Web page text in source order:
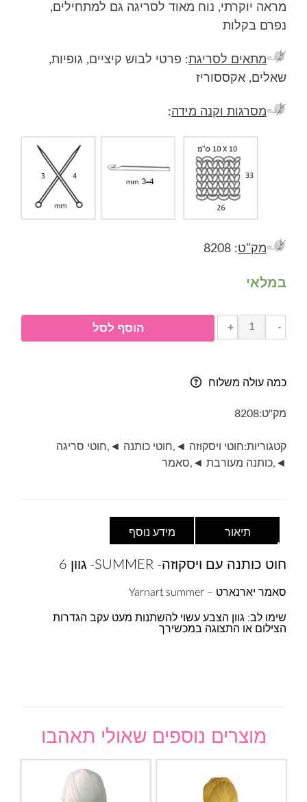
מראה יוקרתי, נוח מאוד לסריגה גם למתחילים,
נפרם בקלות
מתאים לסריגת: פרטי לבוש קיציים, גופיות,
שאלים, אקססוריז
מסרגות וקנה מידה:
מק"ט: 8208
במלאי
-
כמות
של
עם
+ הוסף לסל
כמה עולה משלוח
מק"ט:8208
קטגוריות:חוטי ויסקוזה ◄ ,חוטי כותנה ◄ ,חוטי סריגה
◄
,כותנה מעורבת ◄ ,סאמר
תיאור מידע נוסף
חוט כותנה עם ויסקוזה- SUMMER- גוון 6
סאמר יארנארט – Yarnart summer
שימו לב: גוון הצבע עשוי להשתנות מעט עקב הגדרות
הצילום או התצוגה במכשירך
מוצרים נוספים שאולי תאהבו